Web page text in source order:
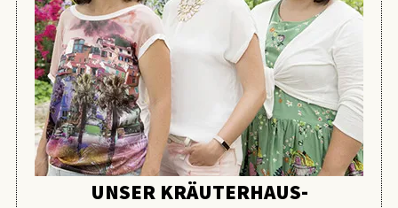
UNSER KRÄUTERHAUS-